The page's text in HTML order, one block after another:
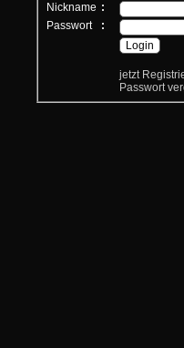
Nickname :
Passwort
:
jetzt
Passwort